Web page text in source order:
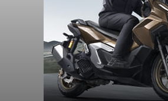
balitribune.co.id | Mangupura–
terhadap pembinaan generasi muda
mendapat perhatian DPRD Kabupaten
Hal itu ditunjukkan anggota DPRD
Rai Wirata, yang menghadiri kegiatan
pengarahan Paskibraka Kabupaten
Paskibraka Kecamatan se-
Lapangan Pusat Pemerintahan
Badung